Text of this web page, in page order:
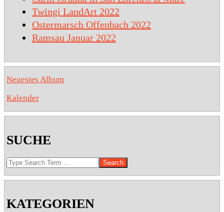
Twingi LandArt 2022
Ostermarsch Offenbach 2022
Ramsau Januar 2022
Neuestes Album
Kalender
SUCHE
Search
KATEGORIEN